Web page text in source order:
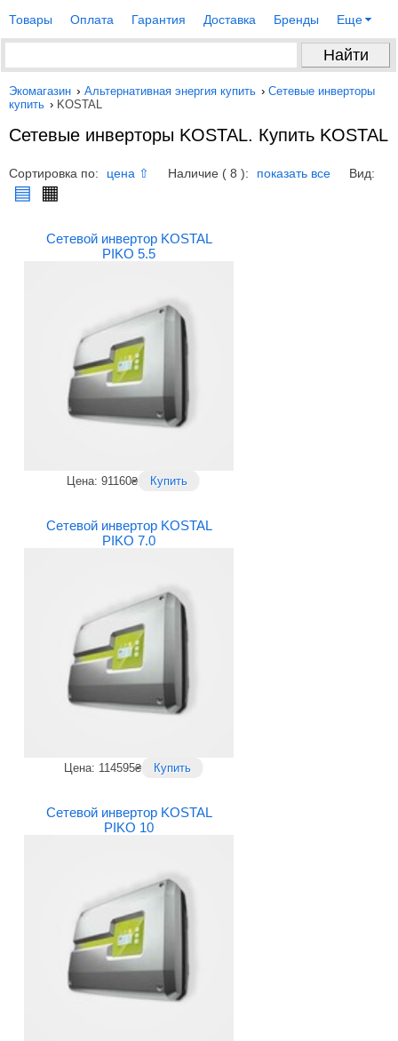
Товары Оплата Гарантия Доставка Бренды Еще
Экомагазин › Альтернативная энергия купить › Сетевые инверторы
купить › KOSTAL
Сетевые инверторы KOSTAL. Купить KOSTAL
Сортировка по: цена ⇧ Наличие ( 8 ): показать все Вид:
▤ ▦
Сетевой инвертор KOSTAL
PIKO 5.5
Цена: 91160₴ Купить
Сетевой инвертор KOSTAL
PIKO 7.0
Цена: 114595₴ Купить
Сетевой инвертор KOSTAL
PIKO 10